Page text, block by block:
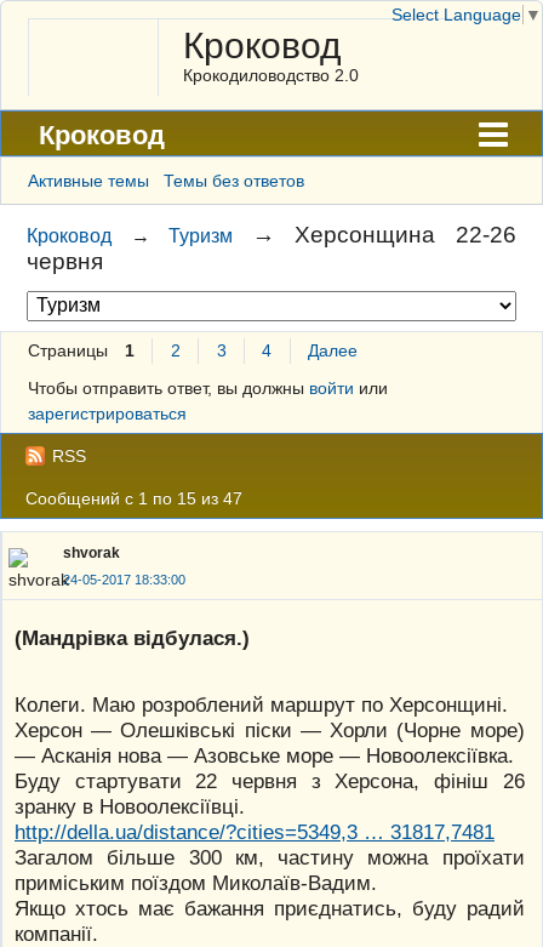
Кроковод
Крокодиловодство 2.0
Кроковод
Форум
Архив
ГАЛЕРЕЯ
Правила
Поиск
Регистрация
Вход
Активные темы Темы без ответов
Кроковод →Туризм → Херсонщина 22-26
червня
Страницы 1 2 3 4
Далее
Чтобы отправить ответ, вы должны войти или
зарегистрироваться
RSS
Сообщений с 1 по 15 из 47
shvorak
24-05-2017 18:33:00
(Мандрiвка вiдбулася.)
Колеги. Маю розроблений маршрут по Херсонщині.
Херсон — Олешківські піски — Хорли (Чорне море)
— Асканія нова — Азовське море — Новоолексіївка.
Буду стартувати 22 червня з Херсона, фініш 26
зранку в Новоолексіївці.
http://della.ua/distance/?cities=5349,3 … 31817,7481
Загалом більше 300 км, частину можна проїхати
приміським поїздом Миколаїв-Вадим.
Якщо хтось має бажання приєднатись, буду радий
компанії.
Select Language ▼